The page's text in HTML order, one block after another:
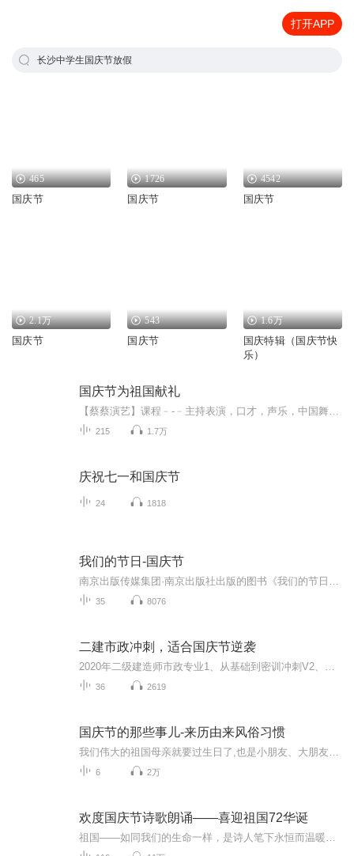
打开APP
长沙中学生国庆节放假
465
国庆节
1726
国庆节
4542
国庆节
2.1万
国庆节
543
国庆节
1.6万
国庆特辑（国庆节快
乐）
国庆节为祖国献礼
215 1.7万
庆祝七一和国庆节
24 1818
我们的节日-国庆节
35 8076
二建市政冲刺，适合国庆节逆袭
36 2619
国庆节的那些事儿-来历由来风俗习惯
6 2万
欢度国庆节诗歌朗诵——喜迎祖国72华诞